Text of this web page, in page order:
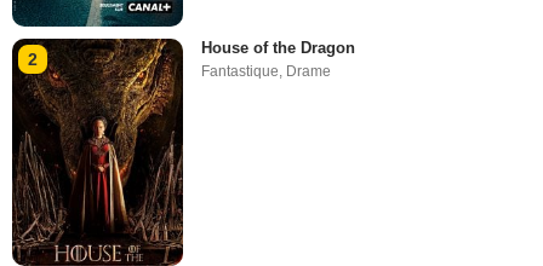
2
House of the Dragon
Fantastique, Drame